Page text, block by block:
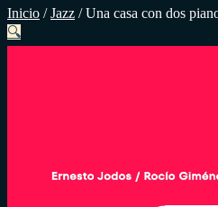
Inicio /Jazz /Una casa con dos
🔍